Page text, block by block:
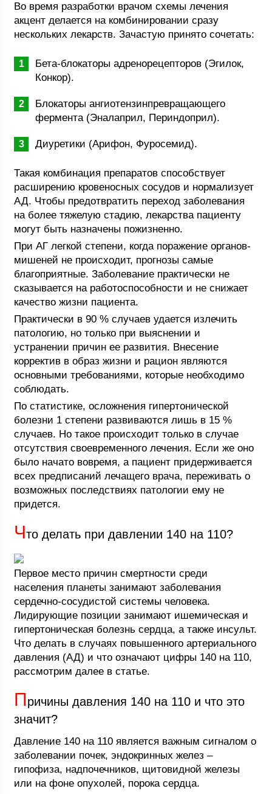
Во время разработки врачом схемы лечения
акцент делается на комбинировании сразу
нескольких лекарств. Зачастую принято сочетать:
Бета-блокаторы адренорецепторов (Эгилок,
Конкор).
Блокаторы ангиотензинпревращающего
фермента (Эналаприл, Периндоприл).
Диуретики (Арифон, Фуросемид).
Такая комбинация препаратов способствует
расширению кровеносных сосудов и нормализует
АД. Чтобы предотвратить переход заболевания
на более тяжелую стадию, лекарства пациенту
могут быть назначены пожизненно.
При АГ легкой степени, когда поражение органов-
мишеней не происходит, прогнозы самые
благоприятные. Заболевание практически не
сказывается на работоспособности и не снижает
качество жизни пациента.
Практически в 90 % случаев удается излечить
патологию, но только при выяснении и
устранении причин ее развития. Внесение
корректив в образ жизни и рацион являются
основными требованиями, которые необходимо
соблюдать.
По статистике, осложнения гипертонической
болезни 1 степени развиваются лишь в 15 %
случаев. Но такое происходит только в случае
отсутствия своевременного лечения. Если же оно
было начато вовремя, а пациент придерживается
всех предписаний лечащего врача, переживать о
возможных последствиях патологии ему не
придется.
Что делать при давлении 140 на 110?
Первое место причин смертности среди
населения планеты занимают заболевания
сердечно-сосудистой системы человека.
Лидирующие позиции занимают ишемическая и
гипертоническая болезнь сердца, а также инсульт.
Что делать в случаях повышенного артериального
давления (АД) и что означают цифры 140 на 110,
рассмотрим далее в статье.
Причины давления 140 на 110 и что это
значит?
Давление 140 на 110 является важным сигналом о
заболевании почек, эндокринных желез –
гипофиза, надпочечников, щитовидной железы
или на фоне опухолей, порока сердца.